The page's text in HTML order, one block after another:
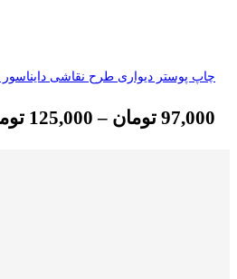
چاپ پوستر دیواری طرح نقاشی دایناسور
97,000 تومان –
125,000